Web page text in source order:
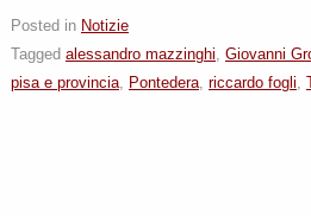
Posted in Notizie
Tagged alessandro mazzinghi, Giovanni
pisa e provincia, Pontedera, riccardo fogli,